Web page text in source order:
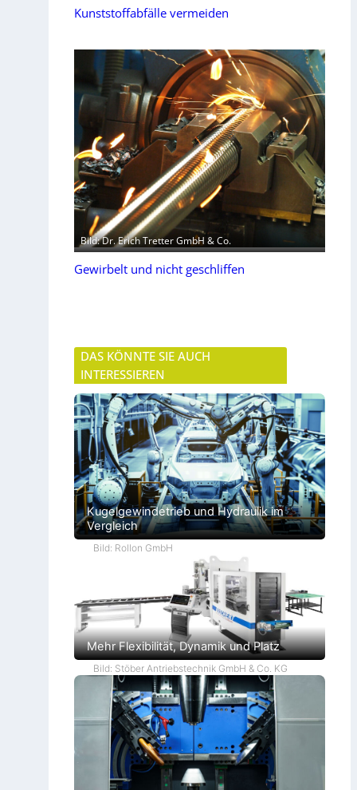
Kunststoffabfälle vermeiden
Bild: Dr. Erich Tretter GmbH & Co.
Gewirbelt und nicht geschliffen
DAS KÖNNTE SIE AUCH
INTERESSIEREN
Kugelgewindetrieb und Hydraulik im
Vergleich
Bild: Rollon GmbH
Mehr Flexibilität, Dynamik und Platz
Bild: Stöber Antriebstechnik GmbH & Co. KG